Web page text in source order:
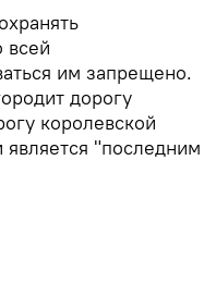
всей
им запрещено.
дорогу
королевской
является "последним